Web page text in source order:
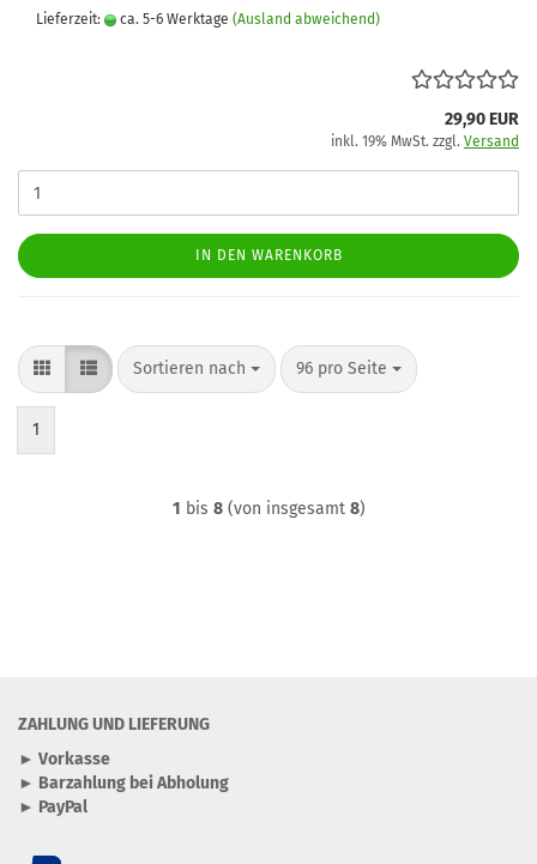
Lieferzeit: ca. 5-6 Werktage (Ausland abweichend)
29,90 EUR
inkl. 19% MwSt. zzgl. Versand
IN DEN WARENKORB
Sortieren nach
Sortieren nach 96 pro Seite
pro Seite
1
1 bis 8(von insgesamt 8)
ZAHLUNG UND LIEFERUNG
► Vorkasse
► Barzahlung bei Abholung
► PayPal